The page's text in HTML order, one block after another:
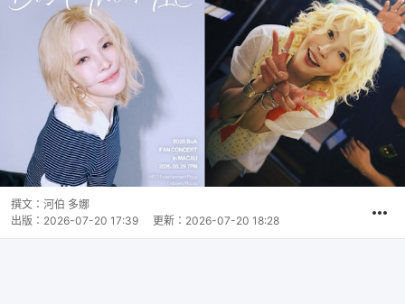
撰文： 河伯 多娜
出版： 2026-07-20 17:39 更新： 2026-07-20 18:28